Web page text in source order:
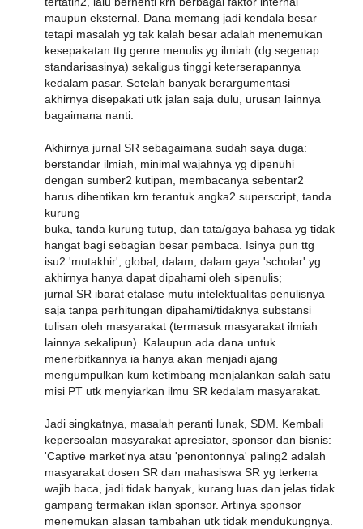
maupun eksternal. Dana memang jadi kendala besar
tetapi masalah yg tak kalah besar adalah menemukan
kesepakatan ttg genre menulis yg ilmiah (dg segenap
standarisasinya) sekaligus tinggi keterserapannya
kedalam pasar. Setelah banyak berargumentasi
akhirnya disepakati utk jalan saja dulu, urusan lainnya
bagaimana nanti.
Akhirnya jurnal SR sebagaimana sudah saya duga:
berstandar ilmiah, minimal wajahnya yg dipenuhi
dengan sumber2 kutipan, membacanya sebentar2
harus dihentikan krn terantuk angka2 superscript, tanda
kurung
buka, tanda kurung tutup, dan tata/gaya bahasa yg tidak
hangat bagi sebagian besar pembaca. Isinya pun ttg
isu2 'mutakhir', global, dalam, dalam gaya 'scholar' yg
akhirnya hanya dapat dipahami oleh sipenulis;
jurnal SR ibarat etalase mutu intelektualitas penulisnya
saja tanpa perhitungan dipahami/tidaknya substansi
tulisan oleh masyarakat (termasuk masyarakat ilmiah
lainnya sekalipun). Kalaupun ada dana untuk
menerbitkannya ia hanya akan menjadi ajang
mengumpulkan kum ketimbang menjalankan salah satu
misi PT utk menyiarkan ilmu SR kedalam masyarakat.
Jadi singkatnya, masalah peranti lunak, SDM. Kembali
kepersoalan masyarakat apresiator, sponsor dan bisnis:
'Captive market'nya atau 'penontonnya' paling2 adalah
masyarakat dosen SR dan mahasiswa SR yg terkena
wajib baca, jadi tidak banyak, kurang luas dan jelas tidak
gampang termakan iklan sponsor. Artinya sponsor
menemukan alasan tambahan utk tidak mendukungnya.